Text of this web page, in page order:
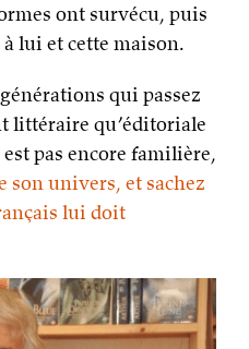
ont survécu, puis
lui et cette maison.
qui passez
littéraire qu’éditoriale
pas encore familière,
son univers, et sachez
lui doit